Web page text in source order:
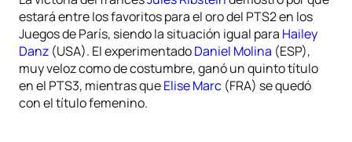
estará entre los favoritos para el oro del PTS2 en los
Juegos de París, siendo la situación igual para Hailey
Danz (USA). El experimentadoDaniel Molina (ESP),
muy veloz como de costumbre, ganó un quinto título
en el PTS3, mientras queElise Marc (FRA) se quedó
con el título femenino.